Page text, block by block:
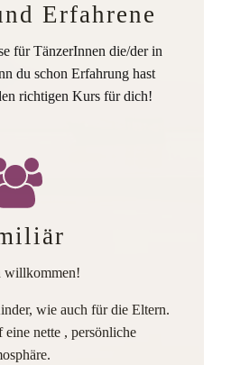
Erfahrene
für TänzerInnen die/der in
du schon Erfahrung hast
richtigen Kurs für dich!
willkommen!
wie auch für die Eltern.
nette , persönliche